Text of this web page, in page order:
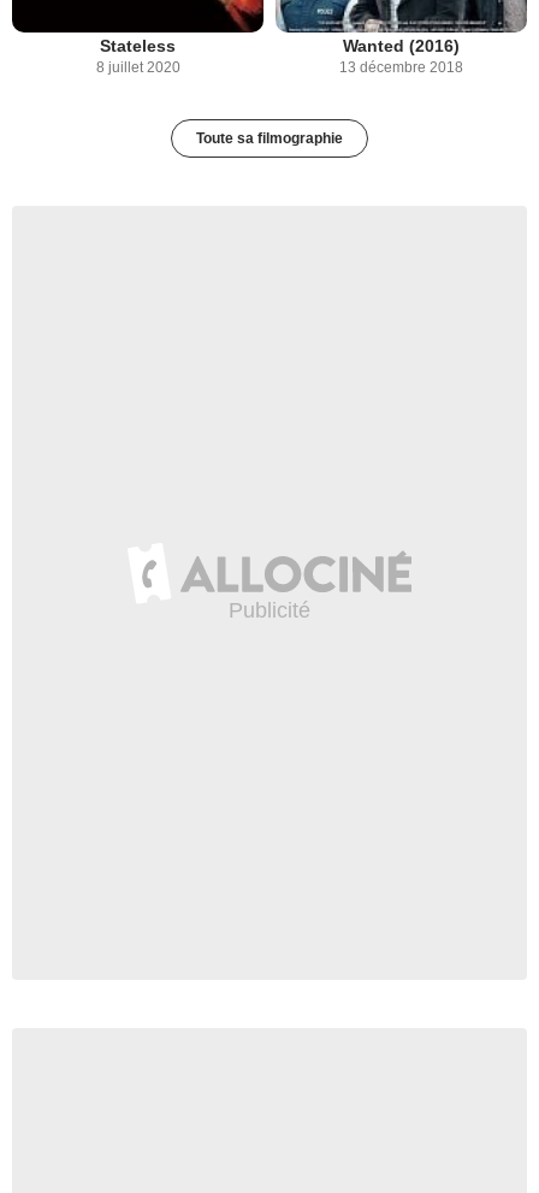
Stateless
8 juillet 2020
Wanted (2016)
13 décembre 2018
Toute sa filmographie